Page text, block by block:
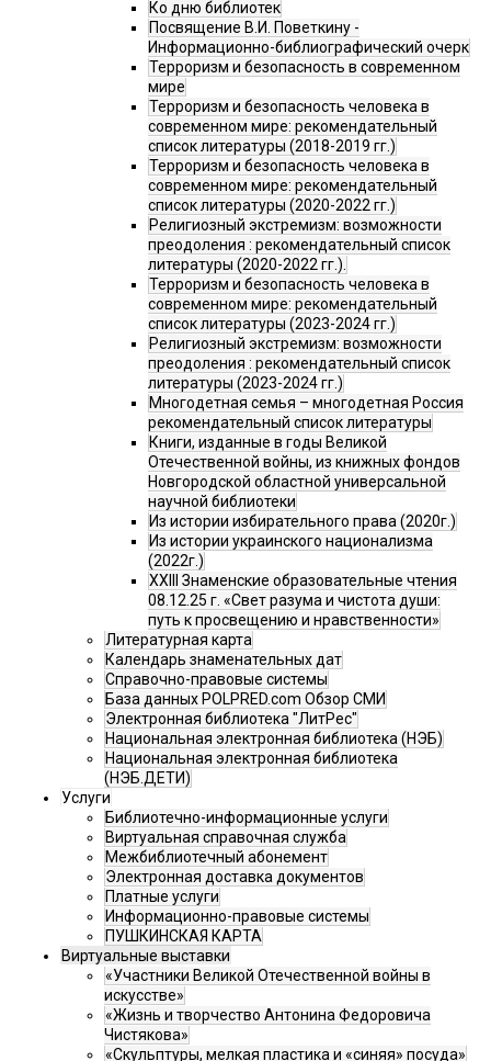
Ко дню библиотек
Посвящение В.И. Поветкину -
Информационно-библиографический очерк
Терроризм и безопасность в современном
мире
Терроризм и безопасность человека в
современном мире: рекомендательный
список литературы (2018-2019 гг.)
Терроризм и безопасность человека в
современном мире: рекомендательный
список литературы (2020-2022 гг.)
Религиозный экстремизм: возможности
преодоления : рекомендательный список
литературы (2020-2022 гг.).
Терроризм и безопасность человека в
современном мире: рекомендательный
список литературы (2023-2024 гг.)
Религиозный экстремизм: возможности
преодоления : рекомендательный список
литературы (2023-2024 гг.)
Многодетная семья – многодетная Россия
рекомендательный список литературы
Книги, изданные в годы Великой
Отечественной войны, из книжных фондов
Новгородской областной универсальной
научной библиотеки
Из истории избирательного права (2020г.)
Из истории украинского национализма
(2022г.)
XXIII Знаменские образовательные чтения
08.12.25 г. «Свет разума и чистота души:
путь к просвещению и нравственности»
Литературная карта
Календарь знаменательных дат
Справочно-правовые системы
База данных POLPRED.com Обзор СМИ
Электронная библиотека "ЛитРес"
Национальная электронная библиотека (НЭБ)
Национальная электронная библиотека
(НЭБ.ДЕТИ)
Услуги
Библиотечно-информационные услуги
Виртуальная справочная служба
Межбиблиотечный абонемент
Электронная доставка документов
Платные услуги
Информационно-правовые системы
ПУШКИНСКАЯ КАРТА
Виртуальные выставки
«Участники Великой Отечественной войны в
искусстве»
«Жизнь и творчество Антонина Федоровича
Чистякова»
«Скульптуры, мелкая пластика и «синяя» посуда»